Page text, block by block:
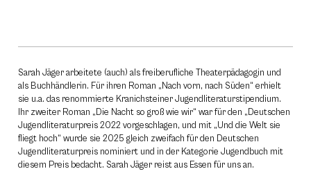
Sarah Jäger arbeitete (auch) als freiberufliche Theaterpädagogin und
als Buchhändlerin. Für ihren Roman „Nach vorn, nach Süden“ erhielt
sie u.a. das renommierte Kranichsteiner Jugendliteraturstipendium.
Ihr zweiter Roman „Die Nacht so groß wie wir“ war für den „Deutschen
Jugendliteraturpreis 2022 vorgeschlagen, und mit „Und die Welt sie
fliegt hoch“ wurde sie 2025 gleich zweifach für den Deutschen
Jugendliteraturpreis nominiert und in der Kategorie Jugendbuch mit
diesem Preis bedacht. Sarah Jäger reist aus Essen für uns an.